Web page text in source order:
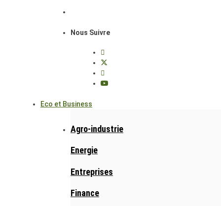
Nous Suivre
Eco et Business
Agro-industrie
Energie
Entreprises
Finance